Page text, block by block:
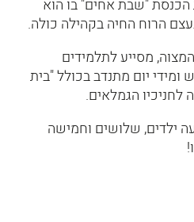
הכנסת "שבת אחים" בו הוא
הרוח החיה בקהילה כולה.
מסייע לתלמידים
יום מתנדב בכולל "בית
לחניכיו הגמלאים.
ילדים, שלושים וחמישה